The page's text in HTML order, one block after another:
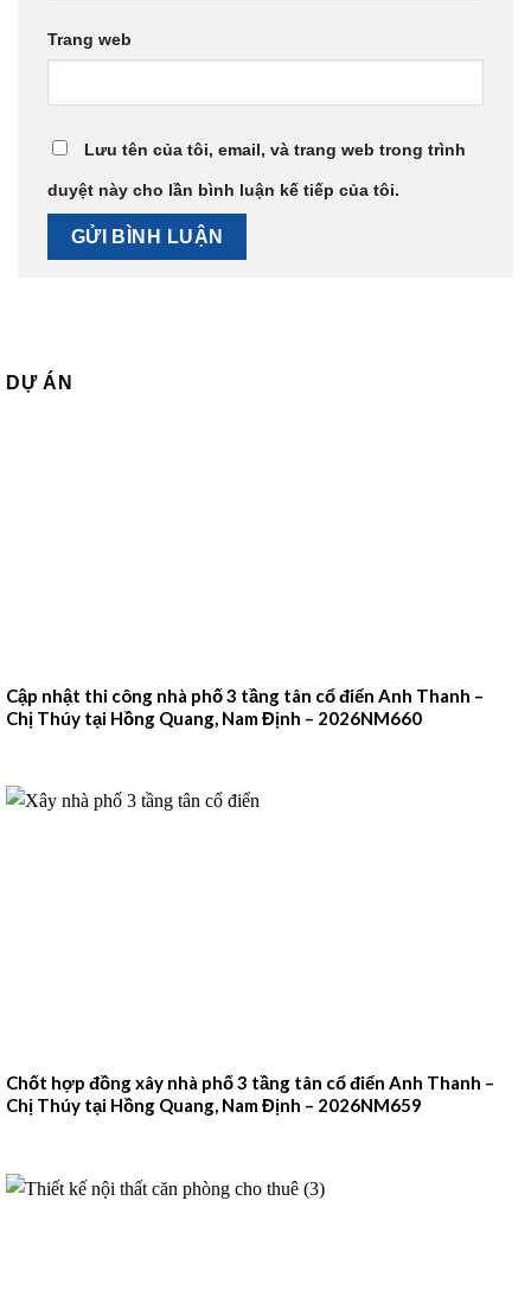
Trang web
Lưu tên của tôi, email, và trang web trong trình
duyệt này cho lần bình luận kế tiếp của tôi.
DỰ ÁN
Cập nhật thi công nhà phố 3 tầng tân cổ điển Anh Thanh –
Chị Thúy tại Hồng Quang, Nam Định – 2026NM660
Chốt hợp đồng xây nhà phố 3 tầng tân cổ điển Anh Thanh –
Chị Thúy tại Hồng Quang, Nam Định – 2026NM659